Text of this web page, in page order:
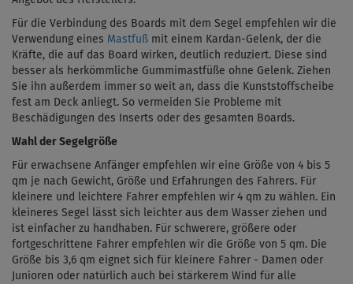
Für die Verbindung des Boards mit dem Segel empfehlen wir die
Verwendung eines Mastfuß mit einem Kardan-Gelenk, der die
Kräfte, die auf das Board wirken, deutlich reduziert. Diese sind
besser als herkömmliche Gummimastfüße ohne Gelenk. Ziehen
Sie ihn außerdem immer so weit an, dass die Kunststoffscheibe
fest am Deck anliegt. So vermeiden Sie Probleme mit
Beschädigungen des Inserts oder des gesamten Boards.
Wahl der Segelgröße
Für erwachsene Anfänger empfehlen wir eine Größe von 4 bis 5
qm je nach Gewicht, Größe und Erfahrungen des Fahrers. Für
kleinere und leichtere Fahrer empfehlen wir 4 qm zu wählen. Ein
kleineres Segel lässt sich leichter aus dem Wasser ziehen und
ist einfacher zu handhaben. Für schwerere, größere oder
fortgeschrittene Fahrer empfehlen wir die Größe von 5 qm. Die
Größe bis 3,6 qm eignet sich für kleinere Fahrer - Damen oder
Junioren oder natürlich auch bei stärkerem Wind für alle